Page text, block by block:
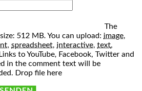
The
512 MB. You can upload: image,
, spreadsheet, interactive, text,
Links to YouTube, Facebook, Twitter and
in the comment text will be
Drop file here